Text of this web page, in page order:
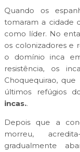
Quando os
tomaram a cidade
como líder. No
os colonizadores e
o domínio inca
resistência, os
Choquequirao,
últimos refúgios
incas..
Depois que a
morreu,
gradualmente